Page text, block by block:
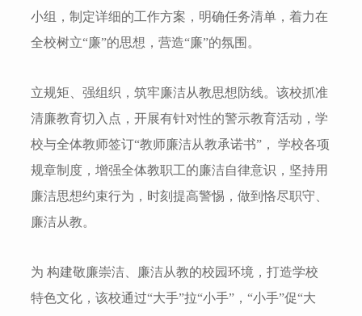
小组，制定详细的工作方案，明确任务清单，着力在
全校树立“廉”的思想，营造“廉”的氛围。
立规矩、强组织，筑牢廉洁从教思想防线。该校抓准
清廉教育切入点，开展有针对性的警示教育活动，学
校与全体教师签订“教师廉洁从教承诺书”， 学校各项
规章制度，增强全体教职工的廉洁自律意识，坚持用
廉洁思想约束行为，时刻提高警惕，做到恪尽职守、
廉洁从教。
为 构建敬廉崇洁、廉洁从教的校园环境，打造学校
特色文化，该校通过“大手”拉“小手”，“小手”促“大